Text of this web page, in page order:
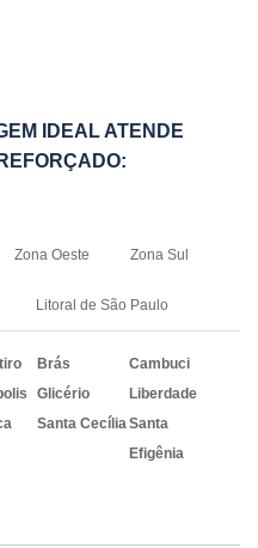
IDEAL ATENDE
Zona Oeste Zona Sul
Litoral de São Paulo
Brás
Cambuci
Glicério
Liberdade
Santa CecíliaSanta
Efigênia